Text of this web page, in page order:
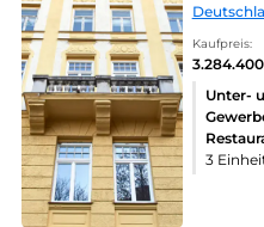
Kaufpreis:
Unter-
3